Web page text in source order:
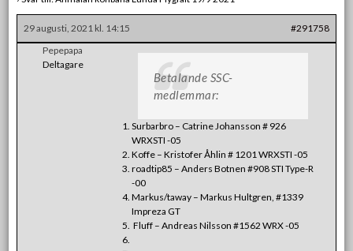
29 augusti, 2021 kl. 14:15
#291758
Pepepapa
Deltagare
Betalande SSC-
medlemmar:
Surbarbro – Catrine Johansson # 926
WRXSTI -05
Koffe – Kristofer Åhlin # 1201 WRXSTI -05
roadtip85 – Anders Botnen #908 STI Type-R
-00
Markus/taway – Markus Hultgren, #1339
Impreza GT
Fluff – Andreas Nilsson #1562 WRX -05